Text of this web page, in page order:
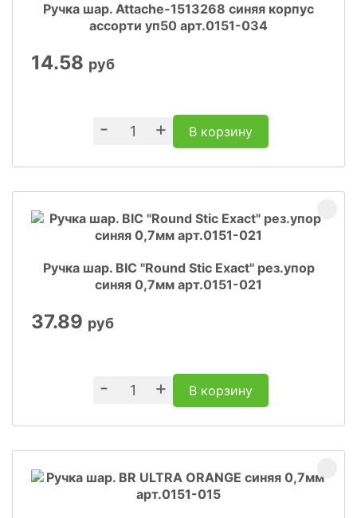
Ручка шар. Attache-1513268 синяя корпус
ассорти уп50 арт.0151-034
14.58 руб
- + В корзину
Ручка шар. BIC "Round Stic Exact" рез.упор
синяя 0,7мм арт.0151-021
37.89 руб
- + В корзину